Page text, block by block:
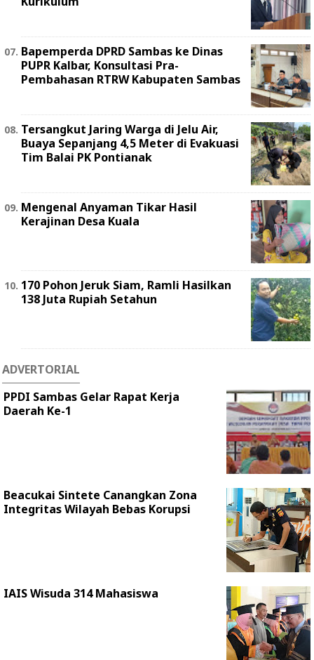
Bapemperda DPRD Sambas ke Dinas
PUPR Kalbar, Konsultasi Pra-
Pembahasan RTRW Kabupaten Sambas
Tersangkut Jaring Warga di Jelu Air,
Buaya Sepanjang 4,5 Meter di Evakuasi
Tim Balai PK Pontianak
Mengenal Anyaman Tikar Hasil
Kerajinan Desa Kuala
170 Pohon Jeruk Siam, Ramli Hasilkan
138 Juta Rupiah Setahun
ADVERTORIAL
PPDI Sambas Gelar Rapat Kerja
Daerah Ke-1
Beacukai Sintete Canangkan Zona
Integritas Wilayah Bebas Korupsi
IAIS Wisuda 314 Mahasiswa